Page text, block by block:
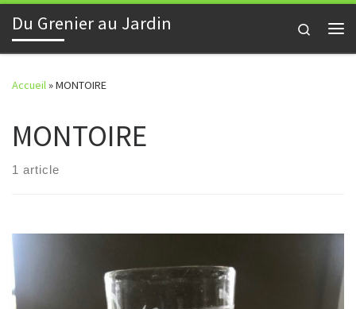
Skip to content
Du Grenier au Jardin
Search
Accueil»MONTOIRE
MONTOIRE
1 article